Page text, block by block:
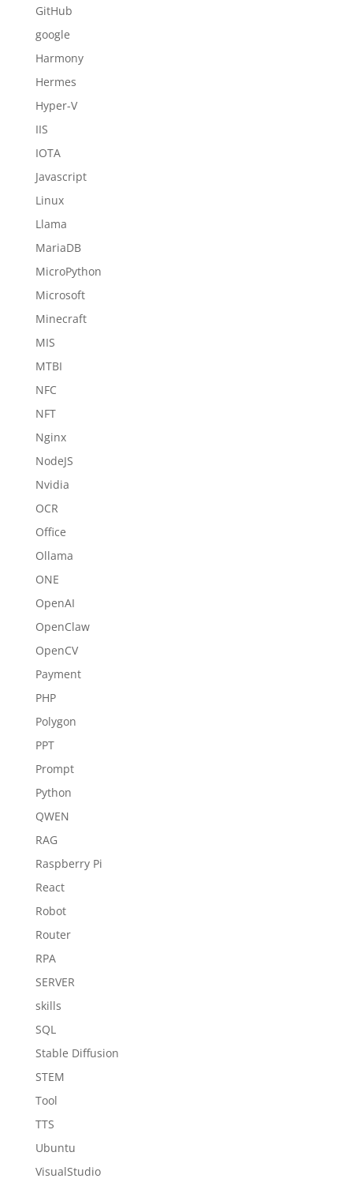
GitHub
google
Harmony
Hermes
Hyper-V
IIS
IOTA
Javascript
Linux
Llama
MariaDB
MicroPython
Microsoft
Minecraft
MIS
MTBI
NFC
NFT
Nginx
NodeJS
Nvidia
OCR
Office
Ollama
ONE
OpenAI
OpenClaw
OpenCV
Payment
PHP
Polygon
PPT
Prompt
Python
QWEN
RAG
Raspberry Pi
React
Robot
Router
RPA
SERVER
skills
SQL
Stable Diffusion
STEM
Tool
TTS
Ubuntu
VisualStudio